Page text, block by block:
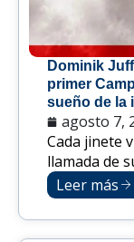
Dominik
primer
sueño de la
agosto 7,
Cada jinete
llamada de
Leer más